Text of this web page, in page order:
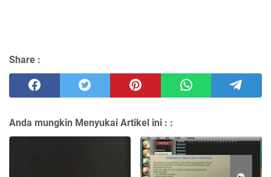
Share :
Anda mungkin Menyukai Artikel ini : :